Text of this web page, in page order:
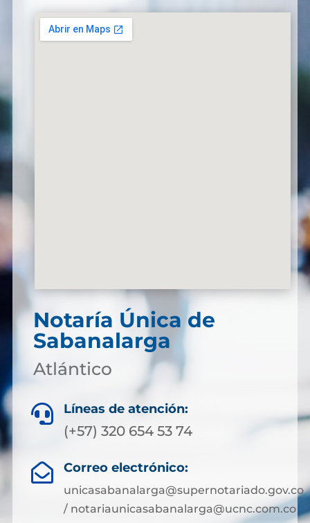
Notaría Única de
Sabanalarga
Atlántico
 Líneas de atención:
(+57) 320 654 53 74
 Correo electrónico:
unicasabanalarga@supernotariado.gov.co
/ notariaunicasabanalarga@ucnc.com.co